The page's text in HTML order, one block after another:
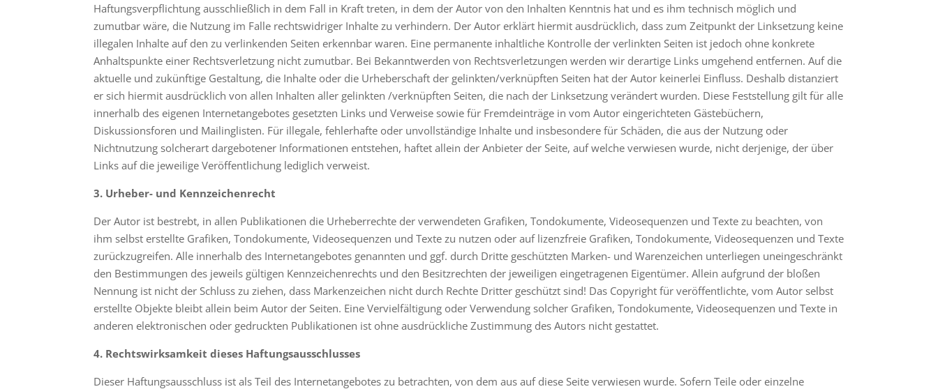
Haftungsverpflichtung ausschließlich in dem Fall in Kraft treten, in dem der Autor von den Inhalten Kenntnis hat und es ihm technisch möglich und
zumutbar wäre, die Nutzung im Falle rechtswidriger Inhalte zu verhindern. Der Autor erklärt hiermit ausdrücklich, dass zum Zeitpunkt der Linksetzung keine
illegalen Inhalte auf den zu verlinkenden Seiten erkennbar waren. Eine permanente inhaltliche Kontrolle der verlinkten Seiten ist jedoch ohne konkrete
Anhaltspunkte einer Rechtsverletzung nicht zumutbar. Bei Bekanntwerden von Rechtsverletzungen werden wir derartige Links umgehend entfernen. Auf die
aktuelle und zukünftige Gestaltung, die Inhalte oder die Urheberschaft der gelinkten/verknüpften Seiten hat der Autor keinerlei Einfluss. Deshalb distanziert
er sich hiermit ausdrücklich von allen Inhalten aller gelinkten /verknüpften Seiten, die nach der Linksetzung verändert wurden. Diese Feststellung gilt für alle
innerhalb des eigenen Internetangebotes gesetzten Links und Verweise sowie für Fremdeinträge in vom Autor eingerichteten Gästebüchern,
Diskussionsforen und Mailinglisten. Für illegale, fehlerhafte oder unvollständige Inhalte und insbesondere für Schäden, die aus der Nutzung oder
Nichtnutzung solcherart dargebotener Informationen entstehen, haftet allein der Anbieter der Seite, auf welche verwiesen wurde, nicht derjenige, der über
Links auf die jeweilige Veröffentlichung lediglich verweist.
3. Urheber- und Kennzeichenrecht
Der Autor ist bestrebt, in allen Publikationen die Urheberrechte der verwendeten Grafiken, Tondokumente, Videosequenzen und Texte zu beachten, von
ihm selbst erstellte Grafiken, Tondokumente, Videosequenzen und Texte zu nutzen oder auf lizenzfreie Grafiken, Tondokumente, Videosequenzen und Texte
zurückzugreifen. Alle innerhalb des Internetangebotes genannten und ggf. durch Dritte geschützten Marken- und Warenzeichen unterliegen uneingeschränkt
den Bestimmungen des jeweils gültigen Kennzeichenrechts und den Besitzrechten der jeweiligen eingetragenen Eigentümer. Allein aufgrund der bloßen
Nennung ist nicht der Schluss zu ziehen, dass Markenzeichen nicht durch Rechte Dritter geschützt sind! Das Copyright für veröffentlichte, vom Autor selbst
erstellte Objekte bleibt allein beim Autor der Seiten. Eine Vervielfältigung oder Verwendung solcher Grafiken, Tondokumente, Videosequenzen und Texte in
anderen elektronischen oder gedruckten Publikationen ist ohne ausdrückliche Zustimmung des Autors nicht gestattet.
4. Rechtswirksamkeit dieses Haftungsausschlusses
Dieser Haftungsausschluss ist als Teil des Internetangebotes zu betrachten, von dem aus auf diese Seite verwiesen wurde. Sofern Teile oder einzelne